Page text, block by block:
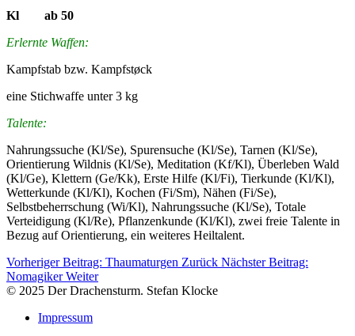
Kl ab 50
Erlernte Waffen:
Kampfstab bzw. Kampfstøck
eine Stichwaffe unter 3 kg
Talente:
Nahrungssuche (Kl/Se), Spurensuche (Kl/Se), Tarnen (Kl/Se),
Orientierung Wildnis (Kl/Se), Meditation (Kf/Kl), Überleben Wald
(Kl/Ge), Klettern (Ge/Kk), Erste Hilfe (Kl/Fi), Tierkunde (Kl/Kl),
Wetterkunde (Kl/Kl), Kochen (Fi/Sm), Nähen (Fi/Se),
Selbstbeherrschung (Wi/Kl), Nahrungssuche (Kl/Se), Totale
Verteidigung (Kl/Re), Pflanzenkunde (Kl/Kl), zwei freie Talente in
Bezug auf Orientierung, ein weiteres Heiltalent.
Vorheriger Beitrag: Thaumaturgen Zurück Nächster Beitrag:
NomagikerWeiter
© 2025 Der Drachensturm. Stefan Klocke
Impressum